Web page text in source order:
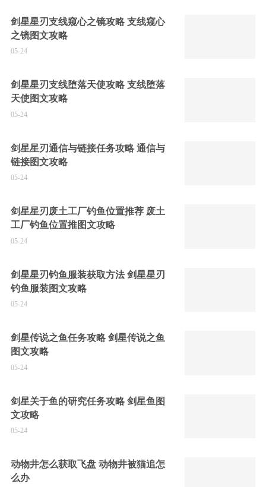
剑星星刃支线窥心之镜攻略 支线窥心
之镜图文攻略
05-24
剑星星刃支线堕落天使攻略 支线堕落
天使图文攻略
05-24
剑星星刃通信与链接任务攻略 通信与
链接图文攻略
05-24
剑星星刃废土工厂钓鱼位置推荐 废土
工厂钓鱼位置推图文攻略
05-24
剑星星刃钓鱼服装获取方法 剑星星刃
钓鱼服装图文攻略
05-24
剑星传说之鱼任务攻略 剑星传说之鱼
图文攻略
05-24
剑星关于鱼的研究任务攻略 剑星鱼图
文攻略
05-24
动物井怎么获取飞盘 动物井被猫追怎
么办